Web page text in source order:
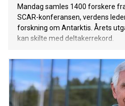
Mandag samles 1400 forskere
SCAR-konferansen, verdens
forskning om Antarktis. Årets
kan skilte med deltakerrekord.